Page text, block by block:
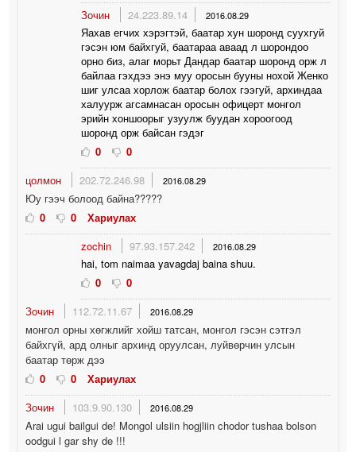
Зочин
24.223.89.14 2016.08.29
Яахав егчих хэрэгтэй, баатар хун шоронд суухгуй
гэсэн юм байхгуй, баатараа аваад л шорондоо
орно биз, алаг морьт Дандар баатар шоронд орж л
байлаа гэхдээ энэ муу оросын бууны нохой Женко
шиг улсаа хорлож баатар болох гээгуй, архиндаа
халуурж агсамнасан оросын офицерт монгол
эрийн хоншоорыг узуулж буудан хороогоод
шоронд орж байсан гэдэг
0
0
цолмон
202.72.246.98 2016.08.29
Юу гээч болоод байна?????
0
0
Хариулах
zochin
97.93.157.242 2016.08.29
hai, tom naimaa yavagdaj baina shuu.
0
0
Зочин
112.72.11.67 2016.08.29
монгол орны хөгжлийг хойш татсан, монгол гэсэн сэтгэл
байхгүй, ард олныг архинд оруулсан, луйвөрчин улсын
баатар төрж дээ
0
0
Хариулах
Зочин
103.9.90.130 2016.08.29
Arai ugui bailgui de! Mongol ulsiin hogjliin chodor tushaa bolson
oodgui l gar shy de !!!